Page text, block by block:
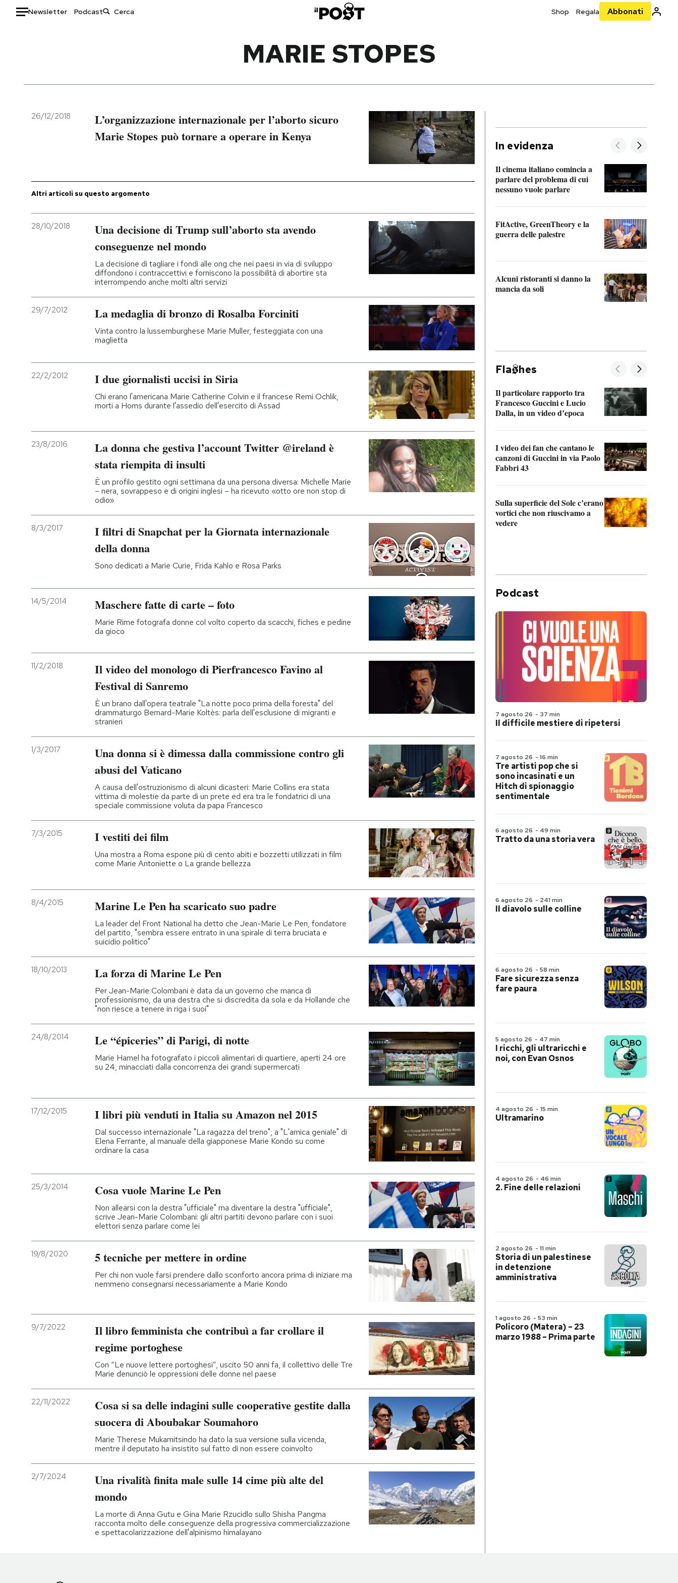
Newsletter Podcast Shop Regala Abbonati
Italia
Politica
Moda
Ok Boomer!
I MIEI PREFERITI
CALENDARIO
Entra
MARIE STOPES
26/12/2018
L’organizzazione internazionale per l’aborto sicuro
Marie Stopes può tornare a operare in Kenya
Altri articoli su questo argomento
28/10/2018
Una decisione di Trump sull’aborto sta avendo
conseguenze nel mondo
La decisione di tagliare i fondi alle ong che nei paesi in via di sviluppo
diffondono i contraccettivi e forniscono la possibilità di abortire sta
interrompendo anche molti altri servizi
29/7/2012 La medaglia di bronzo di Rosalba Forciniti
Vinta contro la lussemburghese Marie Muller, festeggiata con una
maglietta
22/2/2012 I due giornalisti uccisi in Siria
Chi erano l'americana Marie Catherine Colvin e il francese Remi Ochlik,
morti a Homs durante l'assedio dell'esercito di Assad
23/8/2016
La donna che gestiva l’account Twitter @ireland è
stata riempita di insulti
È un profilo gestito ogni settimana da una persona diversa: Michelle Marie
– nera, sovrappeso e di origini inglesi – ha ricevuto «otto ore non stop di
odio»
8/3/2017
I filtri di Snapchat per la Giornata internazionale
della donna
Sono dedicati a Marie Curie, Frida Kahlo e Rosa Parks
14/5/2014 Maschere fatte di carte – foto
Marie Rime fotografa donne col volto coperto da scacchi, fiches e pedine
da gioco
11/2/2018
Il video del monologo di Pierfrancesco Favino al
Festival di Sanremo
È un brano dall'opera teatrale "La notte poco prima della foresta" del
drammaturgo Bernard-Marie Koltès: parla dell'esclusione di migranti e
stranieri
1/3/2017
Una donna si è dimessa dalla commissione contro gli
abusi del Vaticano
A causa dell'ostruzionismo di alcuni dicasteri: Marie Collins era stata
vittima di molestie da parte di un prete ed era tra le fondatrici di una
speciale commissione voluta da papa Francesco
7/3/2015 I vestiti dei film
Una mostra a Roma espone più di cento abiti e bozzetti utilizzati in film
come Marie Antoniette o La grande bellezza
8/4/2015 Marine Le Pen ha scaricato suo padre
La leader del Front National ha detto che Jean-Marie Le Pen, fondatore
del partito, "sembra essere entrato in una spirale di terra bruciata e
suicidio politico"
18/10/2013 La forza di Marine Le Pen
Per Jean-Marie Colombani è data da un governo che manca di
professionismo, da una destra che si discredita da sola e da Hollande che
"non riesce a tenere in riga i suoi"
24/8/2014 Le “épiceries” di Parigi, di notte
Marie Hamel ha fotografato i piccoli alimentari di quartiere, aperti 24 ore
su 24, minacciati dalla concorrenza dei grandi supermercati
17/12/2015 I libri più venduti in Italia su Amazon nel 2015
Dal successo internazionale "La ragazza del treno", a "L'amica geniale" di
Elena Ferrante, al manuale della giapponese Marie Kondo su come
ordinare la casa
25/3/2014 Cosa vuole Marine Le Pen
Non allearsi con la destra "ufficiale" ma diventare la destra "ufficiale",
scrive Jean-Marie Colombani: gli altri partiti devono parlare con i suoi
elettori senza parlare come lei
19/8/2020 5 tecniche per mettere in ordine
Per chi non vuole farsi prendere dallo sconforto ancora prima di iniziare ma
nemmeno consegnarsi necessariamente a Marie Kondo
9/7/2022
Il libro femminista che contribuì a far crollare il
regime portoghese
Con “Le nuove lettere portoghesi”, uscito 50 anni fa, il collettivo delle Tre
Marie denunciò le oppressioni delle donne nel paese
22/11/2022
Cosa si sa delle indagini sulle cooperative gestite dalla
suocera di Aboubakar Soumahoro
Marie Therese Mukamitsindo ha dato la sua versione sulla vicenda,
mentre il deputato ha insistito sul fatto di non essere coinvolto
2/7/2024
Una rivalità finita male sulle 14 cime più alte del
mondo
La morte di Anna Gutu e Gina Marie Rzucidlo sullo Shisha Pangma
racconta molto delle conseguenze della progressiva commercializzazione
e spettacolarizzazione dell'alpinismo himalayano
In evidenza
Il cinema italiano comincia a
parlare del problema di cui
nessuno vuole parlare
FitActive, GreenTheory e la
guerra delle palestre
Alcuni ristoranti si danno la
mancia da soli
Fla hes
Il particolare rapporto tra
Francesco Guccini e Lucio
Dalla, in un video d’epoca
I video dei fan che cantano le
canzoni di Guccini in via Paolo
Fabbri 43
Sulla superficie del Sole c’erano
vortici che non riuscivamo a
vedere
Podcast
7 agosto 26 - 37 min
Il difficile mestiere di ripetersi
7 agosto 26 - 16 min
Tre artisti pop che si
sono incasinati e un
Hitch di spionaggio
sentimentale
6 agosto 26 - 49 min
Tratto da una storia vera
6 agosto 26 - 241 min
Il diavolo sulle colline
6 agosto 26 - 58 min
Fare sicurezza senza
fare paura
5 agosto 26 - 47 min
I ricchi, gli ultraricchi e
noi, con Evan Osnos
4 agosto 26 - 15 min
Ultramarino
4 agosto 26 - 46 min
2. Fine delle relazioni
2 agosto 26 - 11 min
Storia di un palestinese
in detenzione
amministrativa
1 agosto 26 - 53 min
Policoro (Matera) – 23
marzo 1988 – Prima parte